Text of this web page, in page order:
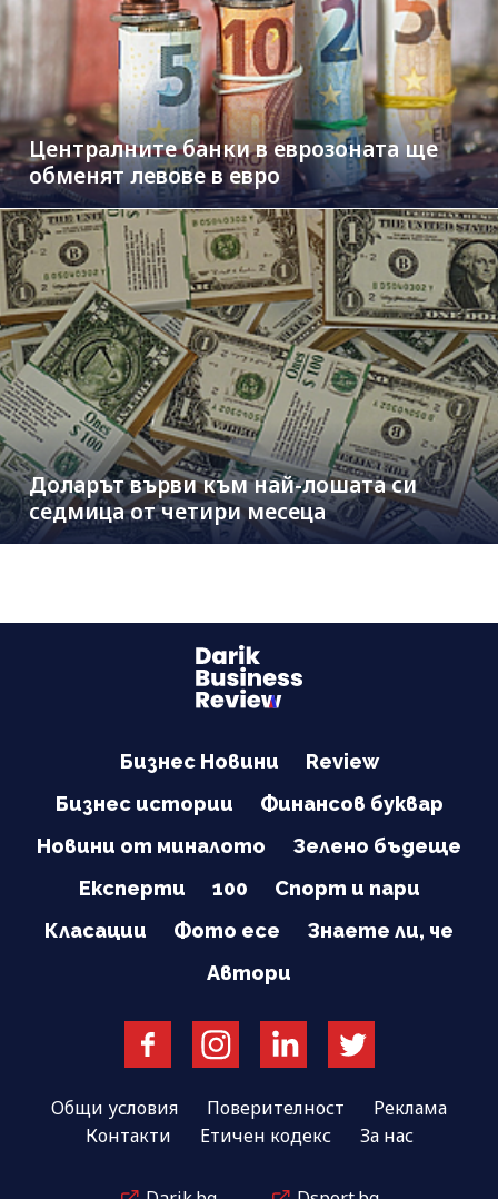
Централните банки в еврозоната ще
обменят левове в евро
Доларът върви към най-лошата си
седмица от четири месеца
Бизнес Новини
Review
Бизнес истории
Финансов буквар
Новини от миналото
Зелено бъдеще
Експерти
100
Спорт и пари
Класации
Фото есе
Знаете ли, че
Автори
Общи условия Поверителност
Реклама
Контакти
Етичен кодекс За нас